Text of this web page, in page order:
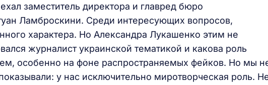
заместитель директора и главред бюро
Ламброскини. Среди интересующих вопросов,
характера. Но Александра Лукашенко этим не
журналист украинской тематикой и какова роль
особенно на фоне распространяемых фейков. Но мы
у нас исключительно миротворческая роль.